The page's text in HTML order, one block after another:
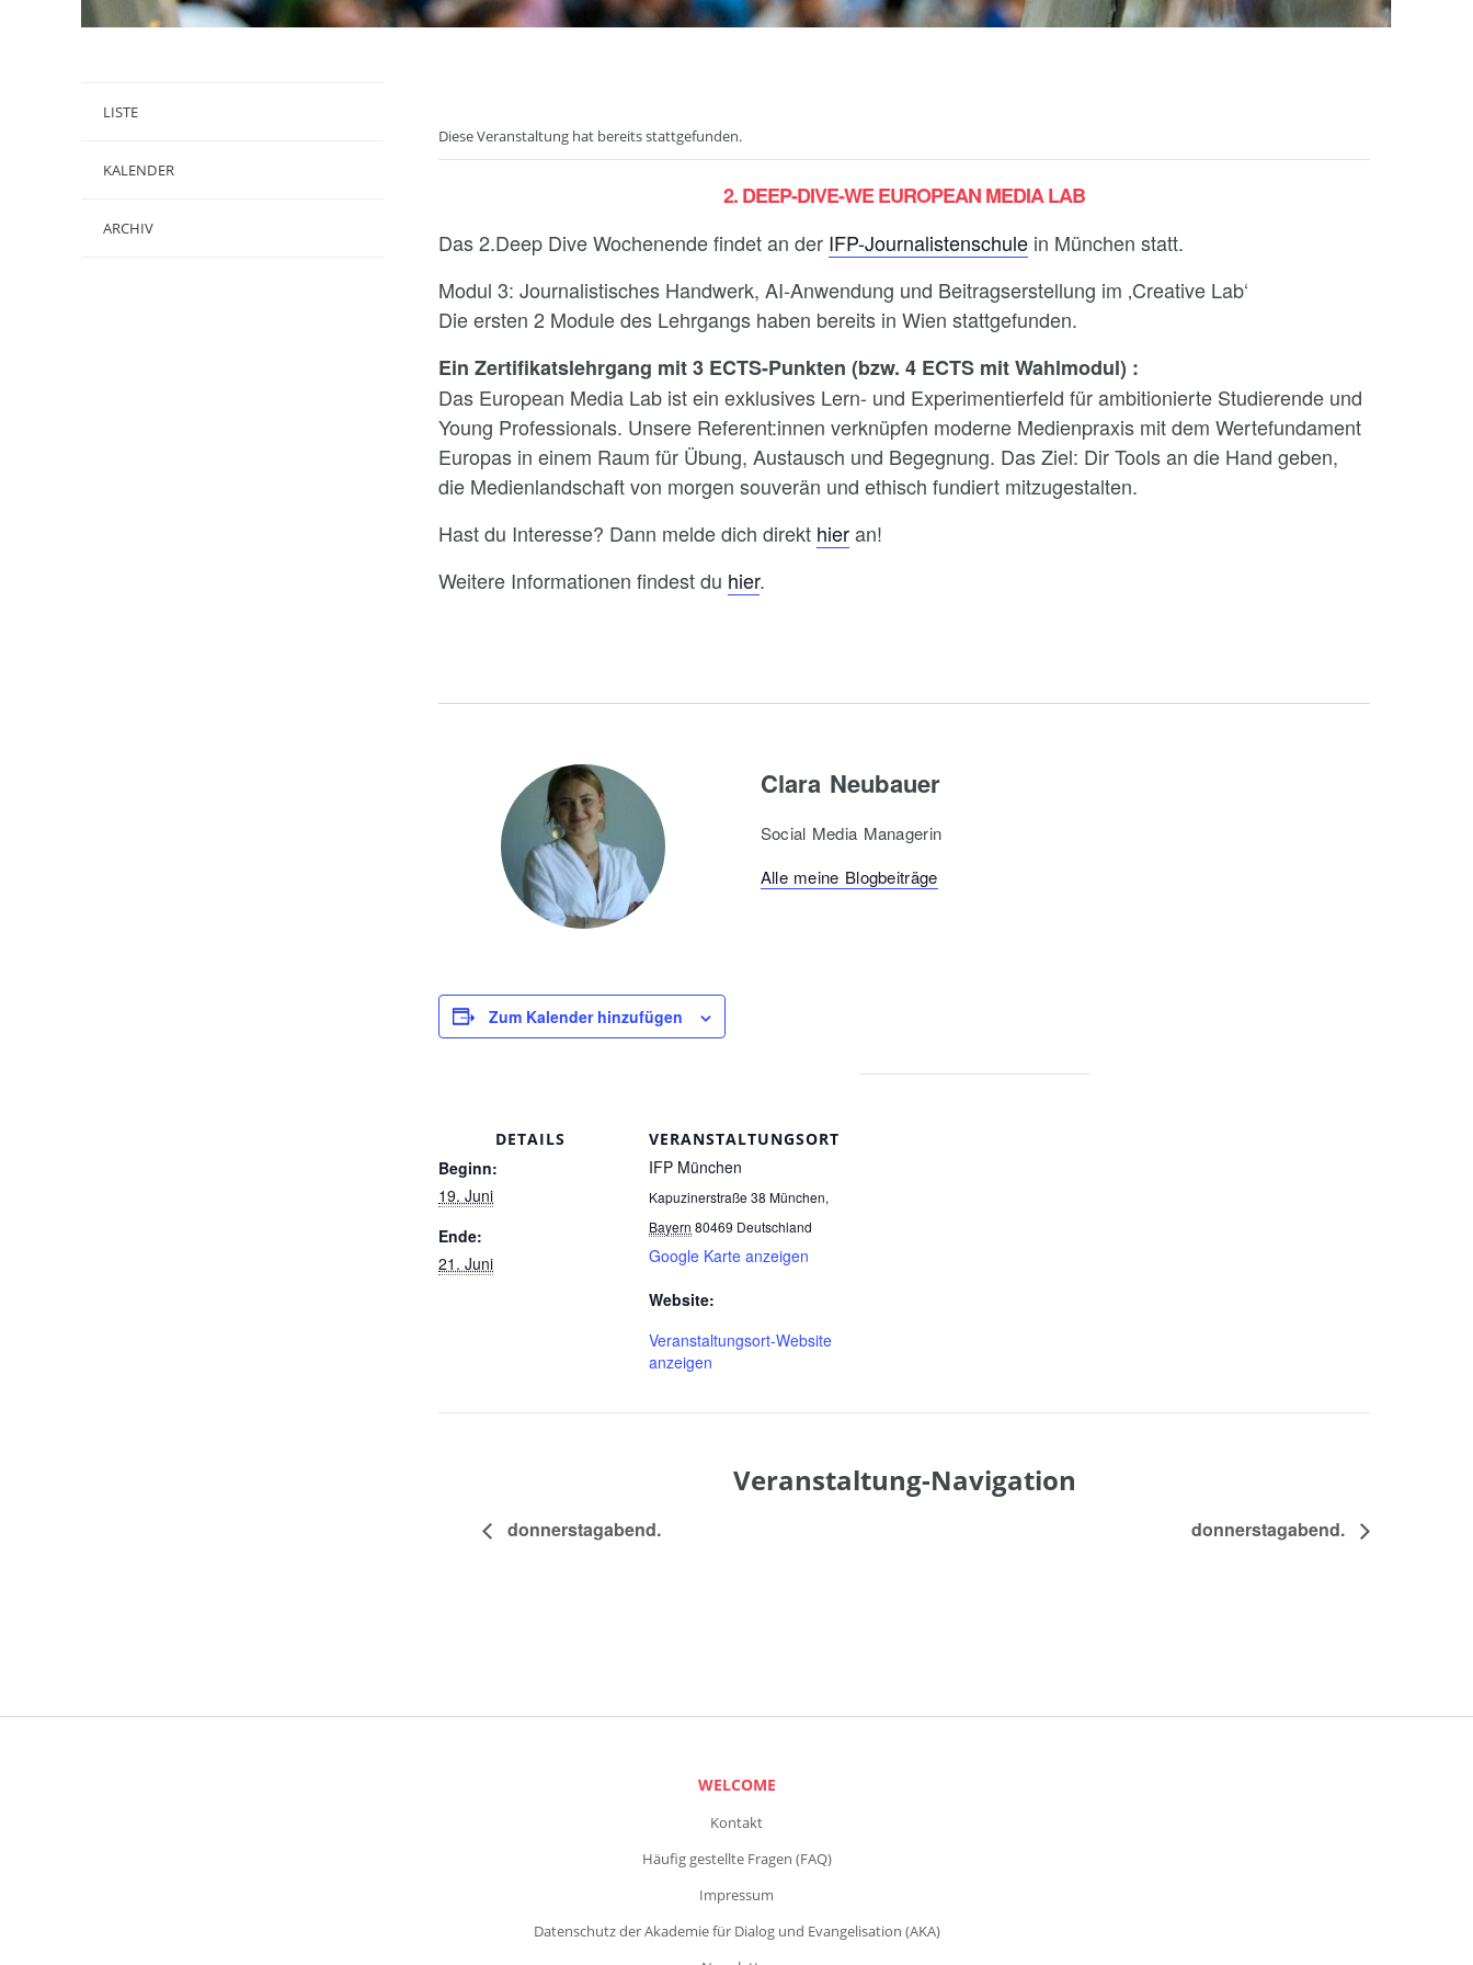
LISTE
KALENDER
ARCHIV
Diese Veranstaltung hat bereits stattgefunden.
2. DEEP-DIVE-WE EUROPEAN MEDIA LAB
Das 2.Deep Dive Wochenende findet an der IFP-Journalistenschule in München statt.
Modul 3: Journalistisches Handwerk, AI-Anwendung und Beitragserstellung im ‚Creative Lab‘
Die ersten 2 Module des Lehrgangs haben bereits in Wien stattgefunden.
Ein Zertifikatslehrgang mit 3 ECTS-Punkten (bzw. 4 ECTS mit Wahlmodul) :
Das European Media Lab ist ein exklusives Lern- und Experimentierfeld für ambitionierte Studierende und
Young Professionals. Unsere Referent:innen verknüpfen moderne Medienpraxis mit dem Wertefundament
Europas in einem Raum für Übung, Austausch und Begegnung. Das Ziel: Dir Tools an die Hand geben,
die Medienlandschaft von morgen souverän und ethisch fundiert mitzugestalten.
Hast du Interesse? Dann melde dich direkt hieran!
Weitere Informationen findest du hier.
Clara Neubauer
Social Media Managerin
Alle meine Blogbeiträge
Zum Kalender hinzufügen
DETAILS
Beginn:
19. Juni
Ende:
21. Juni
VERANSTALTUNGSORT
IFP München
Kapuzinerstraße 38 München,
Bayern 80469 Deutschland
Google Karte anzeigen
Website:
Veranstaltungsort-Website
anzeigen
Veranstaltung-Navigation
donnerstagabend. donnerstagabend.
WELCOME
Kontakt
Häufig gestellte Fragen (FAQ)
Impressum
Datenschutz der Akademie für Dialog und Evangelisation (AKA)